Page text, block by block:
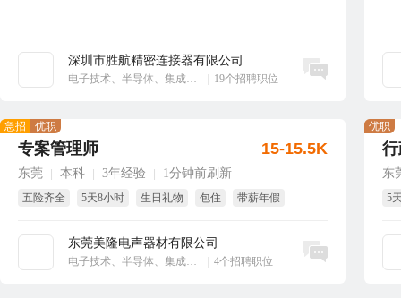
深圳市胜航精密连接器有限公司
电子技术、半导体、集成电路 19个招聘职位
立即沟通
专案管理师
东莞 本科 3年经验 1分钟前刷新
五险齐全 5天8小时 生日礼物 包住 带薪年假
东莞美隆电声器材有限公司
电子技术、半导体、集成电路 4个招聘职位
急招 优职
15-15.5K
立即沟通
东
5
优职